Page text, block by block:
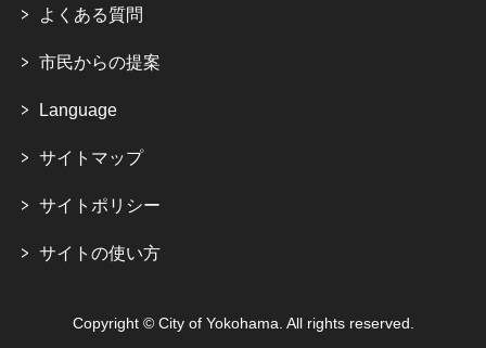
よくある質問
市民からの提案
Language
サイトマップ
サイトポリシー
サイトの使い方
Copyright © City of Yokohama. All rights reserved.